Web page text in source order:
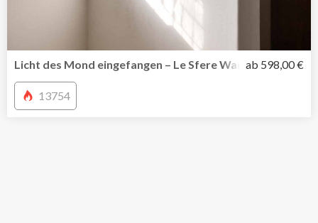
Licht des Mond eingefangen – Le Sfere Wandleuchte
ab 598,00 €
13754